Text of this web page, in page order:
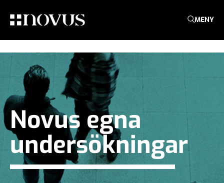
MENY
Novus egna
undersökningar